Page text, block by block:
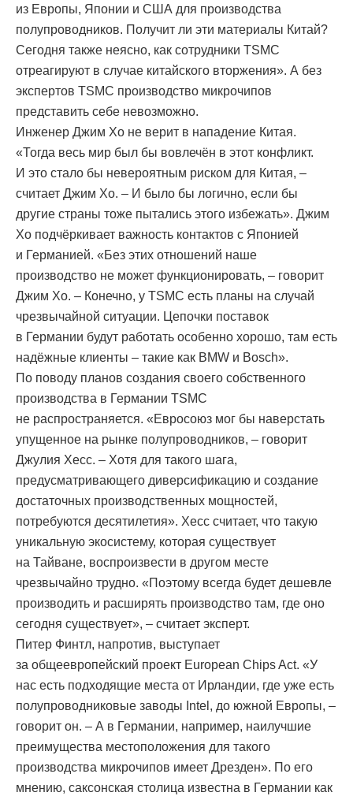
из Европы, Японии и США для производства
полупроводников. Получит ли эти материалы Китай?
Сегодня также неясно, как сотрудники TSMC
отреагируют в случае китайского вторжения». А без
экспертов TSMC производство микрочипов
представить себе невозможно.
Инженер Джим Хо не верит в нападение Китая.
«Тогда весь мир был бы вовлечён в этот конфликт.
И это стало бы невероятным риском для Китая, –
считает Джим Хо. – И было бы логично, если бы
другие страны тоже пытались этого избежать». Джим
Хо подчёркивает важность контактов с Японией
и Германией. «Без этих отношений наше
производство не может функционировать, – говорит
Джим Хо. – Конечно, у TSMC есть планы на случай
чрезвычайной ситуации. Цепочки поставок
в Германии будут работать особенно хорошо, там есть
надёжные клиенты – такие как BMW и Bosch».
По поводу планов создания своего собственного
производства в Германии TSMC
не распространяется. «Евросоюз мог бы наверстать
упущенное на рынке полупроводников, – говорит
Джулия Хесс. – Хотя для такого шага,
предусматривающего диверсификацию и создание
достаточных производственных мощностей,
потребуются десятилетия». Хесс считает, что такую
уникальную экосистему, которая существует
на Тайване, воспроизвести в другом месте
чрезвычайно трудно. «Поэтому всегда будет дешевле
производить и расширять производство там, где оно
сегодня существует», – считает эксперт.
Питер Финтл, напротив, выступает
за общеевропейский проект European Chips Act. «У
нас есть подходящие места от Ирландии, где уже есть
полупроводниковые заводы Intel, до южной Европы, –
говорит он. – А в Германии, например, наилучшие
преимущества местоположения для такого
производства микрочипов имеет Дрезден». По его
мнению, саксонская столица известна в Германии как